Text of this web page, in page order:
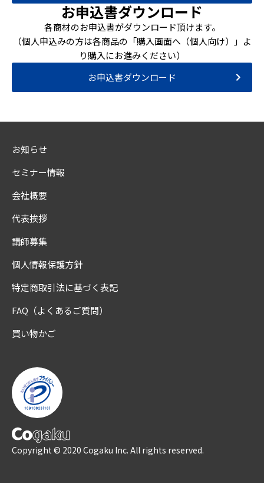
お申込書ダウンロード
各商材のお申込書がダウンロード頂けます。
（個人申込みの方は各商品の「購入画面へ（個人向け）」よ
り購入にお進みください）
お申込書ダウンロード
お知らせ
セミナー情報
会社概要
代表挨拶
講師募集
個人情報保護方針
特定商取引法に基づく表記
FAQ（よくあるご質問）
買い物かご
Copyright © 2020 Cogaku Inc. All rights reserved.